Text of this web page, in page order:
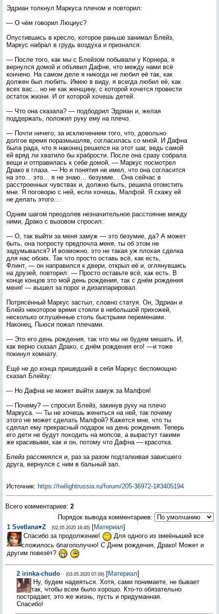
Эдриан толкнул Маркуса плечом и повторил:
— О чём говорил Люциус?
Опустившись в кресло, которое раньше занимал Блейз,
Маркус набрал в грудь воздуха и признался:
— После того, как мы с Блейзом побывали у Корнера, я
вернулся домой и объявил Дафне, что между нами всё
кончено. На самом деле я никогда не любил её так, как
должен был любить. Имею в виду, я всегда любил её, как
всех вас... но не как женщину, с которой хочется провести
остаток жизни. И от которой хочешь детей.
— Что она сказала? — подбодрил Эдриан и, желая
поддержать, положил руку ему на плечо.
— Почти ничего, за исключением того, что, довольно
долгое время поразмышляв, согласилась со мной. И Дафна
была рада, что я наконец решился на этот шаг, ведь самой
ей вряд ли хватило бы храбрости. После она сразу собрала
вещи и отправилась к себе домой, — Маркус посмотрел
Драко в глаза. — Но я понятия не имел, что она согласится
на это… это… я не знаю… безумие… Она сейчас в
расстроенных чувствах и, должно быть, решила отомстить
мне. Я поговорю с ней, если хочешь, Малфой. Я скажу ей
не делать этого…
Одним шагом преодолев незначительное расстояние между
ними, Драко с вызовом спросил:
— О, так выйти за меня замуж — это безумие, да? А может
быть, она попросту предпочла меня, ты об этом не
задумывался? И возможно, это не такая уж плохая сделка
для нас обоих. Так что просто оставь всё, как есть,
Флинт, — он направился к двери, открыл её и, оглянувшись
на друзей, повторил: — Просто оставьте всё, как есть. В
конце концов это мой день рождения, так с днём рождения
меня! — вышел за порог и дизаппарировал.
Потрясённый Маркус застыл, словно статуя. Он, Эдриан и
Блейз некоторое время стояли в небольшой прихожей,
несколько оглушённые столь быстрыми переменами.
Наконец, Пьюси пожал плечами.
— Это его день рождения, так что мы не будем мешать. И,
как верно сказал Драко, с днём рождения его! —и тоже
покинул комнату.
Ещё не до конца пришедший в себя Маркус беспомощно
сказал Блейзу:
— Но Дафна не может выйти замуж за Малфоя!
— Почему? — спросил Блейз, закинув руку на плечо
Маркуса. — Ты не хочешь жениться на ней, так почему
этого не может сделать Малфой? Кажется мне, что ты
сделал ему прекрасный подарок на день рождения. Теперь
его дети не будут походить на мопсов, а вырастут такими
же красивыми, как и он, потому что Дафна — красотка.
Блейз рассмеялся и, раз за разом подталкивая зависшего
друга, вернулся с ним в бальный зал.
Источник: https://twilightrussia.ru/forum/205-36972-1#3405194
Всего комментариев: 2
Порядок вывода комментариев:
1 Svetlana♥Z (02.05.2020 16:45) [Материал]
Спасибо за продолжение!
Для одного из змеёнышей все
сложилось благополучно! С Днем рождения, Драко! Может и
другим повезёт?
2 irinka-chudo (03.05.2020 07:09) [Материал]
Ну, будем надеяться. Хотя, сами понимаете, не бывает
так, чтобы всем было хорошо. Кто-то обязательно
пострадает, это же жизнь, пусть и придуманная.
Спасибо!